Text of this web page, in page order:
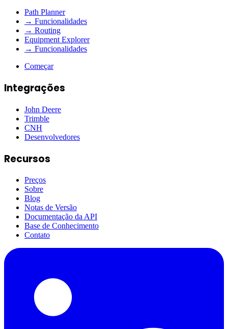
Path Planner
→ Funcionalidades
→ Routing
Equipment Explorer
→ Funcionalidades
Começar
Integrações
John Deere
Trimble
CNH
Desenvolvedores
Recursos
Preços
Sobre
Blog
Notas de Versão
Documentação da API
Base de Conhecimento
Contato